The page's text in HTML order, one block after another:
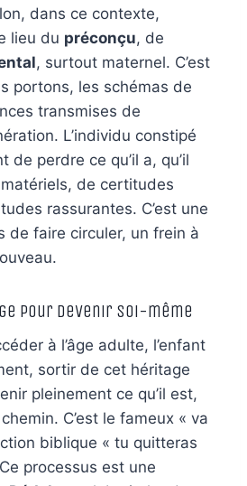
dans ce contexte,
lieu du préconçu, de
, surtout maternel. C’est
portons, les schémas de
transmises de
L’individu constipé
de perdre ce qu’il a, qu’il
matériels, de certitudes
rassurantes. C’est une
de faire circuler, un frein à
pour Devenir Soi-même
à l’âge adulte, l’enfant
sortir de cet héritage
pleinement ce qu’il est,
C’est le fameux « va
biblique « tu quitteras
processus est une